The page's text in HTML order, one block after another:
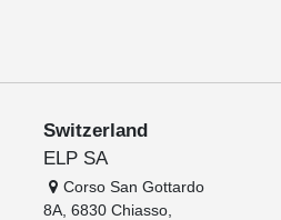
Switzerland
ELP SA
Corso San Gottardo
8A, 6830 Chiasso,